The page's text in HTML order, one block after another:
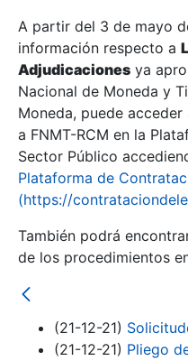
Mostrar/Ocultar
Mostrar/Ocultar
Mostrar/Ocultar
A partir del 3 de mayo
información respecto a
Adjudicaciones ya
Nacional de Moneda y
Moneda, puede
a FNMT-RCM en la
Sector Público
Plataforma de
(https://
También podrá
de los procedimientos
(21-12-21)
(21-12-21) Pliego